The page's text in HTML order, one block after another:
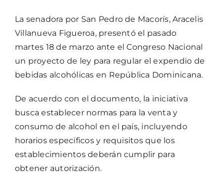
La senadora por San Pedro de Macorís, Aracelis
Villanueva Figueroa, presentó el pasado
martes 18 de marzo ante el Congreso Nacional
un proyecto de ley para regular el expendio de
bebidas alcohólicas en República Dominicana.
De acuerdo con el documento, la iniciativa
busca establecer normas para la venta y
consumo de alcohol en el país, incluyendo
horarios específicos y requisitos que los
establecimientos deberán cumplir para
obtener autorización.